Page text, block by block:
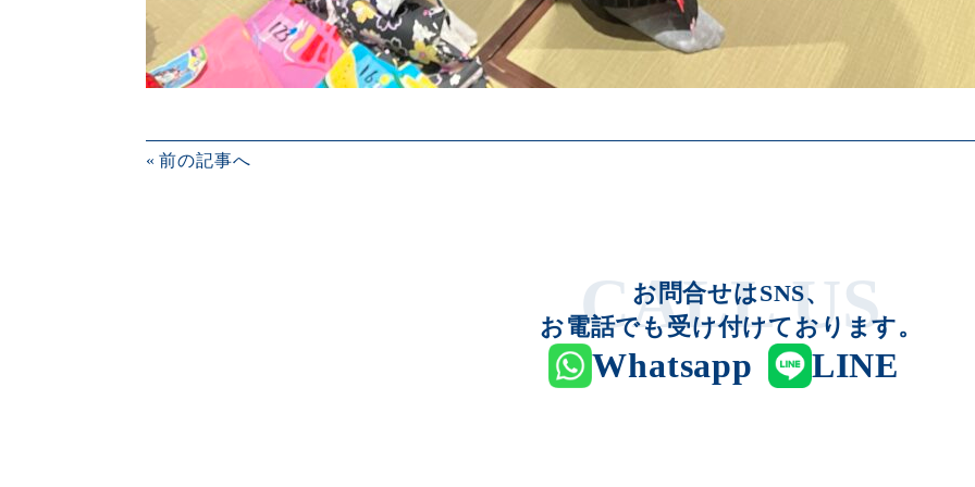
«前の記事へ
お問合せはSNS、
お電話でも受け付けております。
Whatsapp LINE